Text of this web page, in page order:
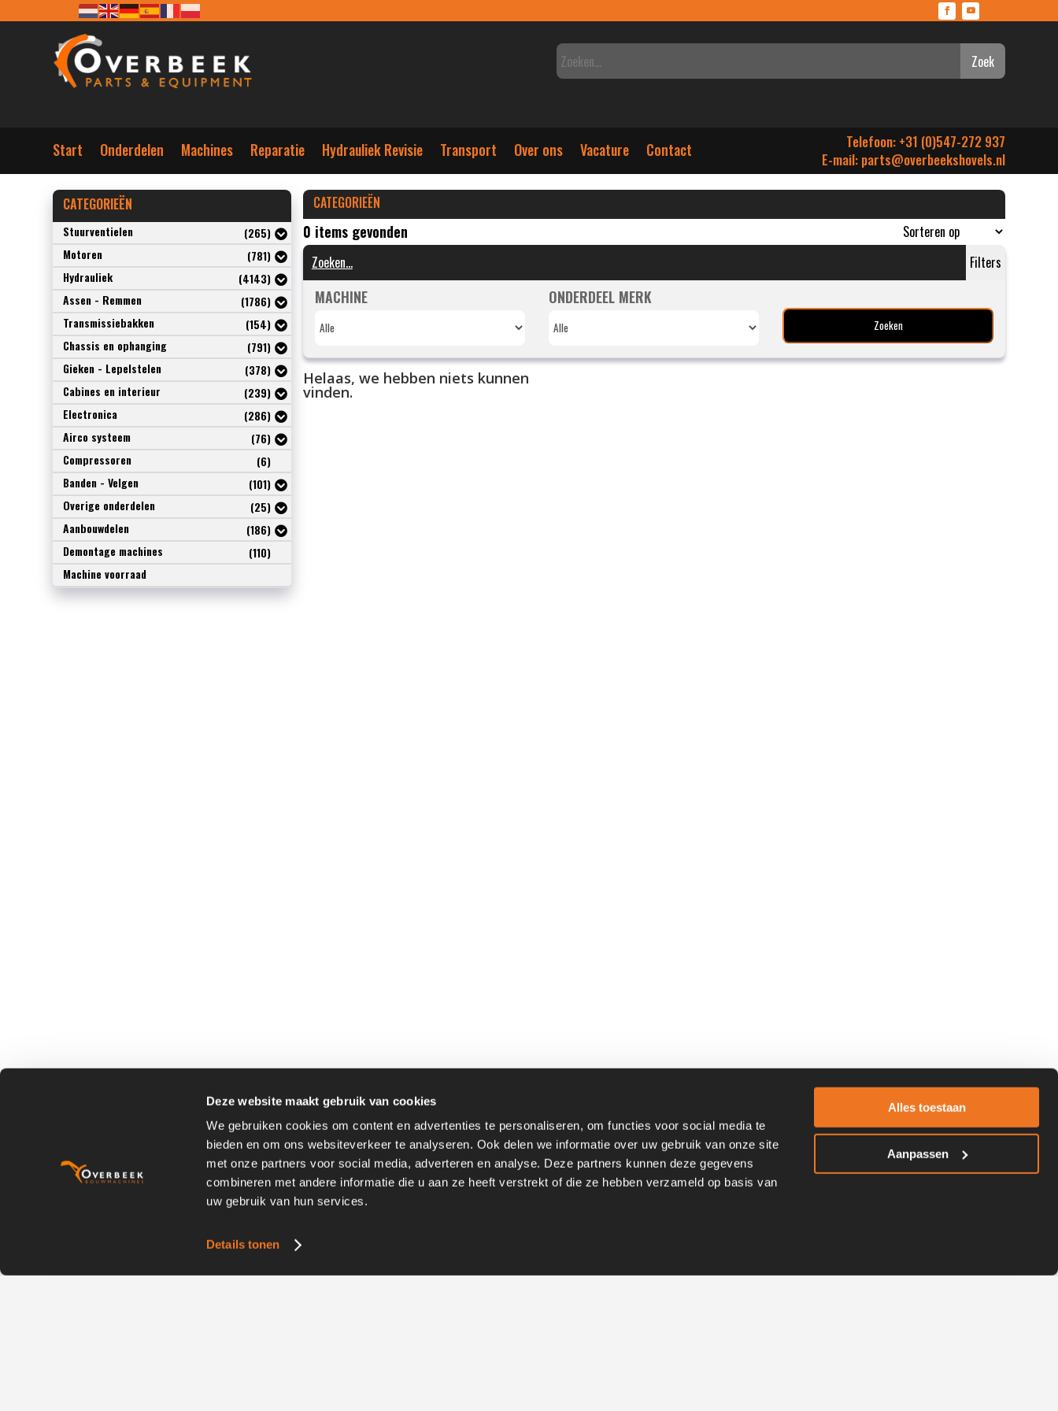
Deze website maakt gebruik van cookies
We gebruiken cookies om content en advertenties te personaliseren, om functies voor social media te
bieden en om ons websiteverkeer te analyseren. Ook delen we informatie over uw gebruik van onze site
met onze partners voor social media, adverteren en analyse. Deze partners kunnen deze gegevens
combineren met andere informatie die u aan ze heeft verstrekt of die ze hebben verzameld op basis van
uw gebruik van hun services.
Details tonen
Alles toestaan
Aanpassen
Zoek
Start Onderdelen Machines Reparatie Hydrauliek Revisie Transport Over ons Vacature Contact
Telefoon: +31 (0)547-272 937
E-mail: parts@overbeekshovels.nl
CATEGORIEËN
Stuurventielen
(265)
Motoren
(781)
Hydrauliek
(4143)
Assen - Remmen
(1786)
Transmissiebakken
(154)
Chassis en ophanging
(791)
Gieken - Lepelstelen
(378)
Cabines en interieur
(239)
Electronica
(286)
Airco systeem
(76)
Compressoren
(6)
Banden - Velgen
(101)
Overige onderdelen
(25)
Aanbouwdelen
(186)
Demontage machines
(110)
Machine voorraad
CATEGORIEËN
0 items gevonden
Filters
MACHINE ONDERDEEL MERK
Helaas, we hebben niets kunnen
vinden.
chaty